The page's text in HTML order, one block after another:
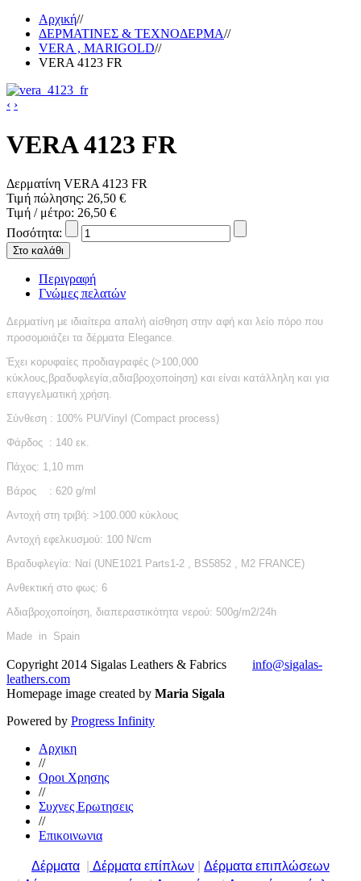
Αρχική//
ΔΕΡΜΑΤΙΝΕΣ & ΤΕΧΝΟΔΕΡΜΑ//
VERA , MARIGOLD//
VERA 4123 FR
‹ ›
VERA 4123 FR
Δερματίνη VERA 4123 FR
Τιμή πώλησης: 26,50 €
Τιμή / μέτρο: 26,50 €
Ποσότητα:
Περιγραφή
Γνώμες πελατών
Δερματίνη με ιδιαίτερα απαλή αίσθηση στην αφή και λείο πόρο που
προσομοιάζει τα δέρματα Elegance.
Έχει κορυφαίες προδιαγραφές (>100,000
κύκλους,βραδυφλεγία,αδιαβροχοποίηση) και είναι κατάλληλη και για
επαγγελματική χρήση.
Σύνθεση : 100% PU/Vinyl (Compact process)
Φάρδος : 140 εκ.
Πάχος: 1,10 mm
Βάρος : 620 g/ml
Αντοχή στη τριβή: >100.000 κύκλους
Αντοχή εφελκυσμού: 100 N/cm
Βραδυφλεγία: Nαί (UNE1021 Parts1-2 , BS5852 , M2 FRANCE)
Ανθεκτική στο φως: 6
Aδιαβροχοποίηση, διαπεραστικότητα νερού: 500g/m2/24h
Made in Spain
Copyright 2014 Sigalas Leathers & Fabrics info@sigalas-
leathers.com
Homepage image created by Maria Sigala
Powered by Progress Infinity
Αρχικη
//
Οροι Χρησης
//
Συχνες Ερωτησεις
//
Επικοινωνια
Δέρματα Δέρματα επίπλων
Δέρματα επιπλώσεων